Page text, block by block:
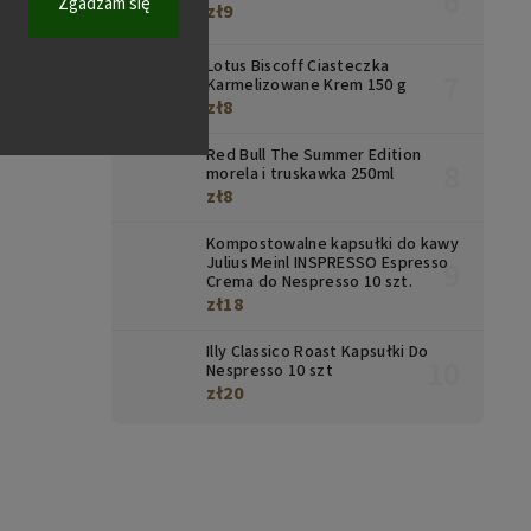
zł9
Lotus Biscoff Ciasteczka
Karmelizowane Krem 150 g
zł8
Red Bull The Summer Edition
morela i truskawka 250ml
zł8
Kompostowalne kapsułki do kawy
Julius Meinl INSPRESSO Espresso
Crema do Nespresso 10 szt.
zł18
Illy Classico Roast Kapsułki Do
Nespresso 10 szt
zł20